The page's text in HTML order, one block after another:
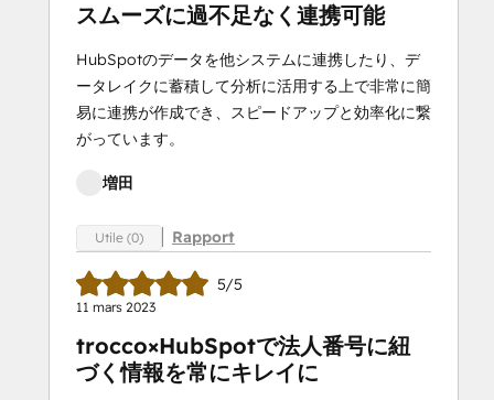
スムーズに過不足なく連携可能
HubSpotのデータを他システムに連携したり、デ
ータレイクに蓄積して分析に活用する上で非常に簡
易に連携が作成でき、スピードアップと効率化に繋
がっています。
増田
Utile (0) Rapport
5/5
11 mars 2023
trocco×HubSpotで法人番号に紐
づく情報を常にキレイに